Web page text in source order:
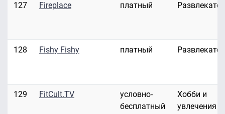
127 Fireplace платный
128 Fishy Fishy платный
129 FitCult.TV
условно-
бесплатный
Хобби и
увлечения